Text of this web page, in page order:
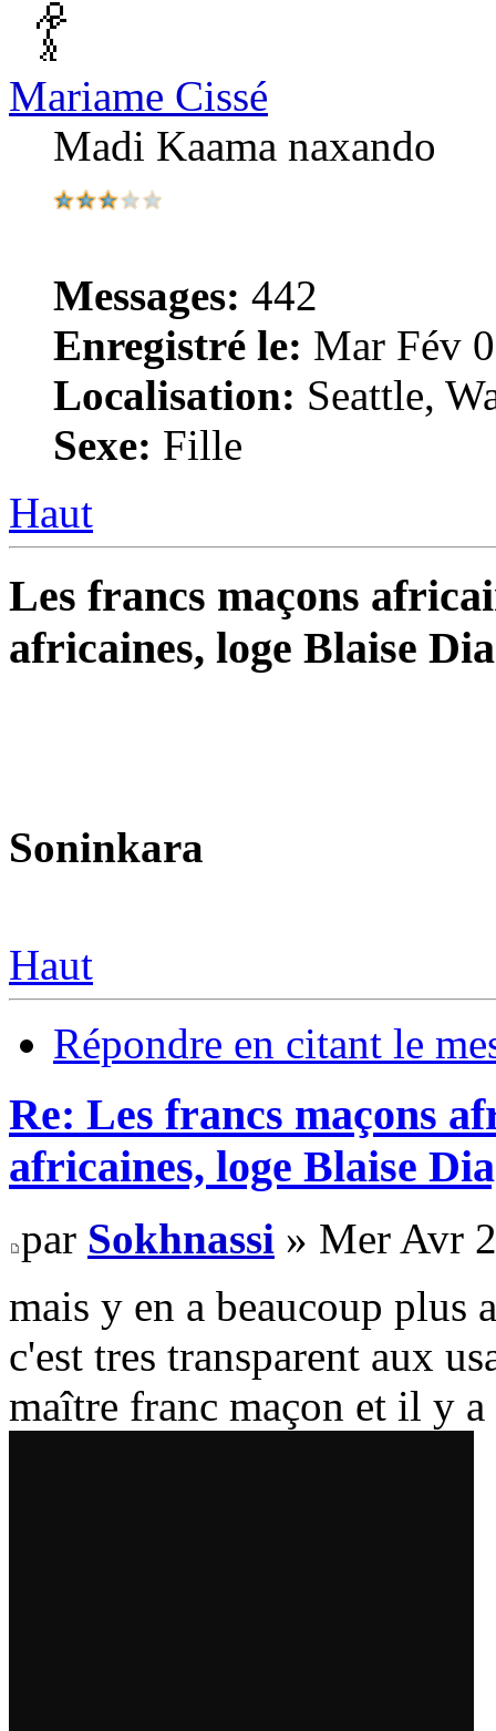
Mariame Cissé
Madi Kaama naxando
Messages: 442
Enregistré le: Mar Fév
Localisation: Seattle,
Sexe: Fille
Haut
Les francs maçons
africaines, loge Blaise
Soninkara
Haut
Répondre en citant le
Re: Les francs maçons
africaines, loge Blaise
par Sokhnassi » Mer Avr
mais y en a beaucoup
c'est tres transparent aux
maître franc maçon et il y